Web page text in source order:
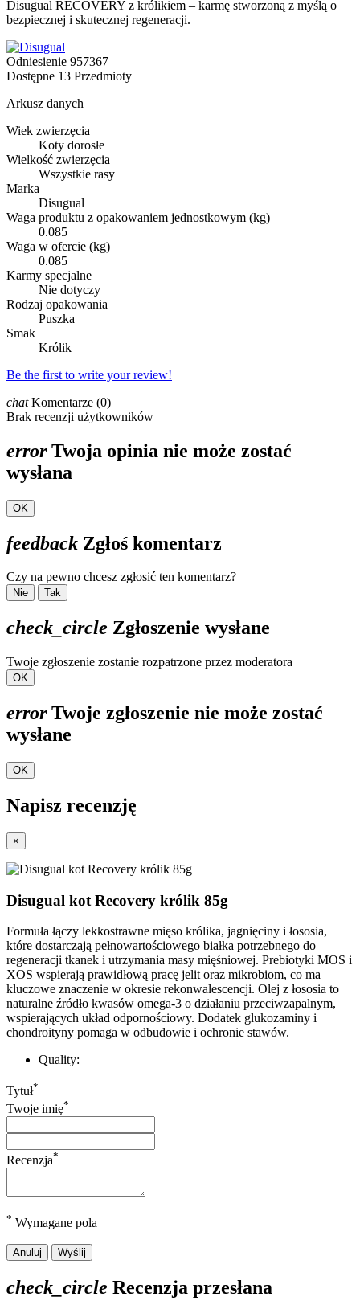
Disugual RECOVERY z królikiem – karmę stworzoną z myślą o
bezpiecznej i skutecznej regeneracji.
Odniesienie 957367
Dostępne 13 Przedmioty
Arkusz danych
Wiek zwierzęcia
Koty dorosłe
Wielkość zwierzęcia
Wszystkie rasy
Marka
Disugual
Waga produktu z opakowaniem jednostkowym (kg)
0.085
Waga w ofercie (kg)
0.085
Karmy specjalne
Nie dotyczy
Rodzaj opakowania
Puszka
Smak
Królik
Be the first to write your review!
chatKomentarze (0)
Brak recenzji użytkowników
errorTwoja opinia nie może zostać
wysłana
OK
feedback Zgłoś komentarz
Czy na pewno chcesz zgłosić ten komentarz?
Nie Tak
check_circle Zgłoszenie wysłane
Twoje zgłoszenie zostanie rozpatrzone przez moderatora
OK
errorTwoje zgłoszenie nie może zostać
wysłane
OK
Napisz recenzję
×
Disugual kot Recovery królik 85g
Formuła łączy lekkostrawne mięso królika, jagnięciny i łososia,
które dostarczają pełnowartościowego białka potrzebnego do
regeneracji tkanek i utrzymania masy mięśniowej. Prebiotyki MOS i
XOS wspierają prawidłową pracę jelit oraz mikrobiom, co ma
kluczowe znaczenie w okresie rekonwalescencji. Olej z łososia to
naturalne źródło kwasów omega-3 o działaniu przeciwzapalnym,
wspierających układ odpornościowy. Dodatek glukozaminy i
chondroityny pomaga w odbudowie i ochronie stawów.
Quality:
Tytuł*
Twoje imię*
Recenzja*
* Wymagane pola
Anuluj Wyślij
check_circle Recenzja przesłana